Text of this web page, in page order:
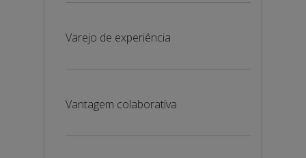
Varejo de experiência
Vantagem colaborativa